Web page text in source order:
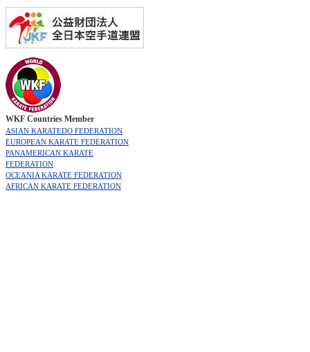
WKF Countries Member
ASIAN KARATEDO FEDERATION
EUROPEAN KARATE FEDERATION
PANAMERICAN KARATE
FEDERATION
OCEANIA KARATE FEDERATION
AFRICAN KARATE FEDERATION